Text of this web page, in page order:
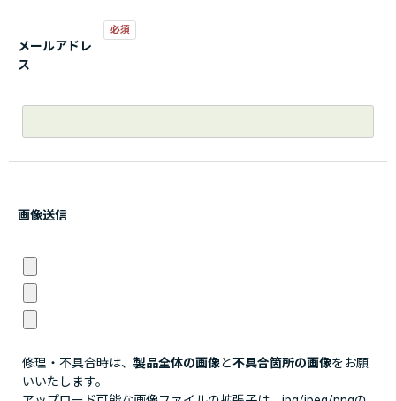
メールアドレ
ス
画像送信
修理・不具合時は、 製品全体の画像と不具合箇所の画像をお願
いいたします。